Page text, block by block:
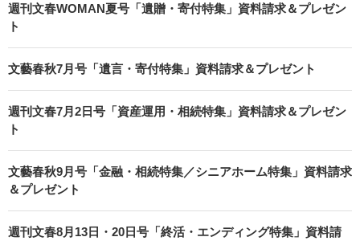
週刊文春WOMAN夏号「遺贈・寄付特集」資料請求＆プレゼン
ト
文藝春秋7月号「遺言・寄付特集」資料請求＆プレゼント
週刊文春7月2日号「資産運用・相続特集」資料請求＆プレゼン
ト
文藝春秋9月号「金融・相続特集／シニアホーム特集」資料請求
＆プレゼント
週刊文春8月13日・20日号「終活・エンディング特集」資料請